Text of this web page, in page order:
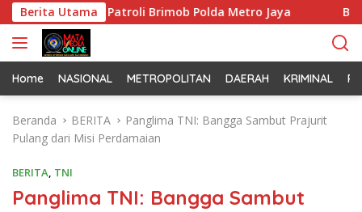
a
g
u
Berita Utama
dalam Patroli Brimob Polda Metro Jaya Bukan
Home NASIONAL METROPOLITAN DAERAH KRIMINAL
Beranda BERITA
Panglima TNI: Bangga Sambut Prajurit
Pulang dari Misi Perdamaian
BERITA, TNI
Panglima TNI: Bangga Sambut